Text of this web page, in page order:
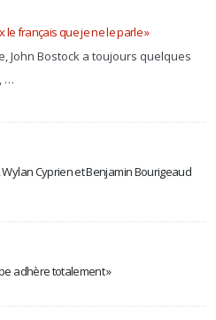
le français que je ne le parle »
John Bostock a toujours quelques
…
Wylan Cyprien et Benjamin Bourigeaud
adhère totalement »